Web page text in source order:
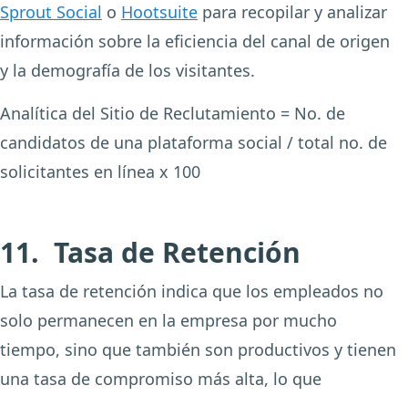
Sprout Social o Hootsuite para recopilar y analizar
información sobre la eficiencia del canal de origen
y la demografía de los visitantes.
Analítica del Sitio de Reclutamiento = No. de
candidatos de una plataforma social / total no. de
solicitantes en línea x 100
11. Tasa de Retención
La tasa de retención indica que los empleados no
solo permanecen en la empresa por mucho
tiempo, sino que también son productivos y tienen
una tasa de compromiso más alta, lo que